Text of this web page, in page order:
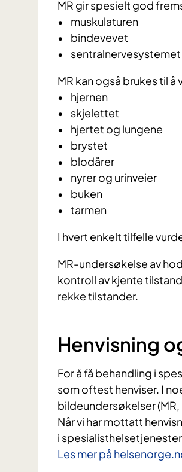
MR gir spesielt god
• muskulaturen
• bindevevet
• sentralnervesystemet
MR kan også brukes til
• hjernen
• skjelettet
• hjertet og lungene
• brystet
• blodårer
• nyrer og urinveier
• buken
• tarmen
I hvert enkelt tilfelle
MR-undersøkelse av
kontroll av kjente
rekke tilstander.
Henvisning
For å få behandling i
som oftest henviser. I
bildeundersøkelser (MR,
Når vi har mottatt
i
Les mer på